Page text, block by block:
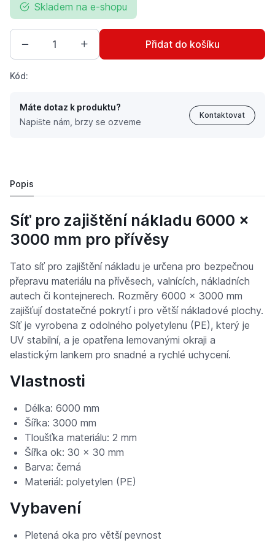
Skladem na e-shopu
Přidat do košíku
Kód:
Máte dotaz k produktu?
Napište nám, brzy se ozveme
Kontaktovat
Popis
Síť pro zajištění nákladu 6000 x
3000 mm pro přívěsy
Tato síť pro zajištění nákladu je určena pro bezpečnou
přepravu materiálu na přívěsech, valnících, nákladních
autech či kontejnerech. Rozměry 6000 x 3000 mm
zajišťují dostatečné pokrytí i pro větší nákladové plochy.
Síť je vyrobena z odolného polyetylenu (PE), který je
UV stabilní, a je opatřena lemovanými okraji a
elastickým lankem pro snadné a rychlé uchycení.
Vlastnosti
Délka: 6000 mm
Šířka: 3000 mm
Tloušťka materiálu: 2 mm
Šířka ok: 30 x 30 mm
Barva: černá
Materiál: polyetylen (PE)
Vybavení
Pletená oka pro větší pevnost